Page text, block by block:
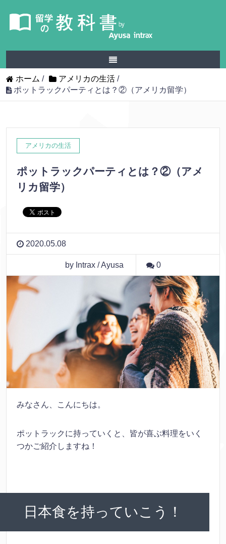
ホーム / アメリカの生活 /
ポットラックパーティとは？②（アメリカ留学）
アメリカの生活
ポットラックパーティとは？②（アメ
リカ留学）
2020.05.08
by Intrax / Ayusa 0
みなさん、こんにちは。
ポットラックに持っていくと、皆が喜ぶ料理をいく
つかご紹介しますね！
日本食を持っていこう！